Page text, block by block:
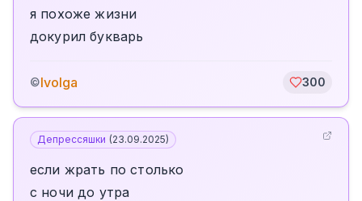
я похоже жизни
докурил букварь
©Ivolga 300
Депрессяшки (23.09.2025)
если жрать по столько
с ночи до утра